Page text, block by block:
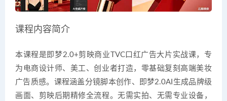
课程内容简介
本课程是即梦2.0+剪映商业TVC口红广告大片实战课，专
为电商设计师、美工、创业者打造，零基础复刻高端美妆
广告质感。课程涵盖分镜脚本创作、即梦2.0AI生成品牌级
画面、剪映后期精修全流程。无需实拍、无需专业设备，